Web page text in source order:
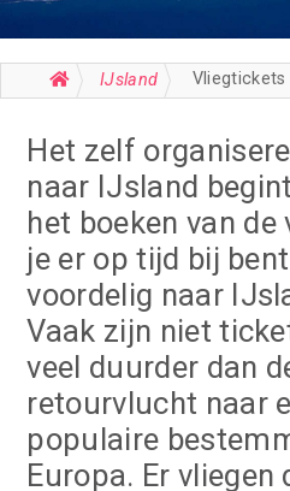
IJsland Vliegtickets
Het zelf
naar IJsland
het boeken van
je er op tijd bij
voordelig naar
Vaak zijn niet
veel duurder dan
retourvlucht naar
populaire
Europa. Er vliegen